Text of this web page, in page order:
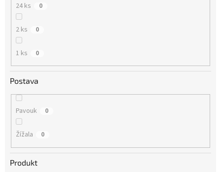
24 ks 0
2 ks 0
1 ks 0
Postava
Pavouk 0
Žížala 0
Produkt